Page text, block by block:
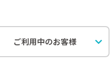
ご利用中のお客様